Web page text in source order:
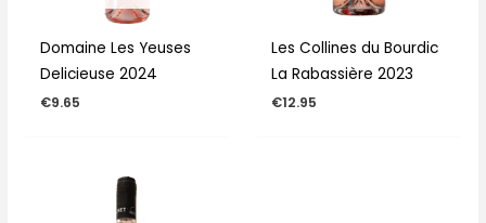
Domaine Les Yeuses
Delicieuse 2024
€9.65
Les Collines du Bourdic
La Rabassière 2023
€12.95